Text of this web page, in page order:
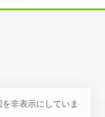
非表示にしていま